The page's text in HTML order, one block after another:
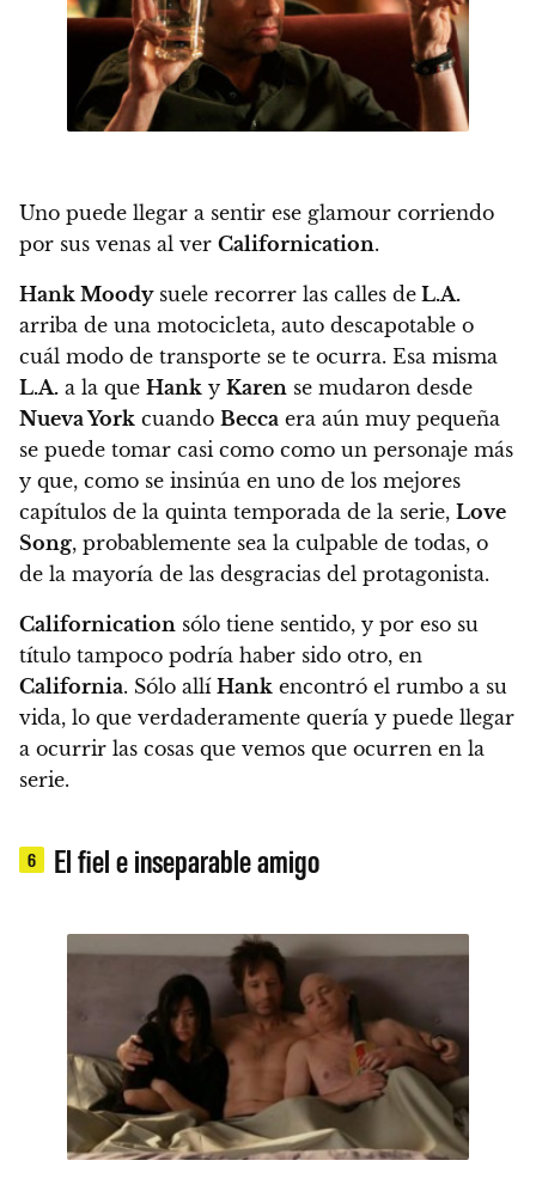
Uno puede llegar a sentir ese glamour corriendo
por sus venas al ver Californication.
Hank Moodysuele recorrer las calles de L.A.
arriba de una motocicleta, auto descapotable o
cuál modo de transporte se te ocurra. Esa misma
L.A. a la que Hank y Karen se mudaron desde
Nueva York cuando Becca era aún muy pequeña
se puede tomar casi como como un personaje más
y que, como se insinúa en uno de los mejores
capítulos de la quinta temporada de la serie, Love
Song, probablemente sea la culpable de todas, o
de la mayoría de las desgracias del protagonista.
Californication sólo tiene sentido, y por eso su
título tampoco podría haber sido otro, en
California. Sólo allí Hank encontró el rumbo a su
vida, lo que verdaderamente quería y puede llegar
a ocurrir las cosas que vemos que ocurren en la
serie.
6 El fiel e inseparable amigo